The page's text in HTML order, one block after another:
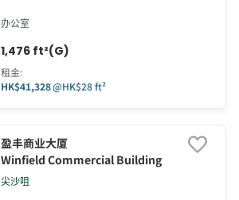
办公室
1,476 ft²(G)
租金:
HK$41,328@HK$28 ft²
盈丰商业大厦
Winfield Commercial Building
尖沙咀